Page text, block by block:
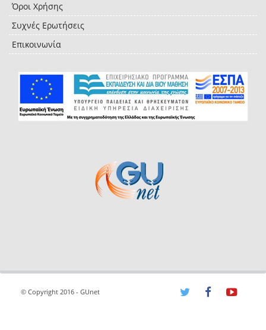
Όροι Χρήσης
Συχνές Ερωτήσεις
Επικοινωνία
© Copyright 2016 - GUnet